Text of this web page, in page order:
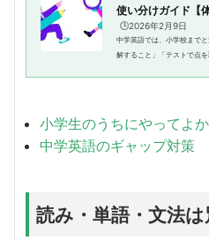
使い分けガイド【
🕒️2026年2月9日
中学英語では、小学校まで
解すること」「テストで点
小学生のうちにやってよ
中学英語のギャップ対策
読み・単語・文法